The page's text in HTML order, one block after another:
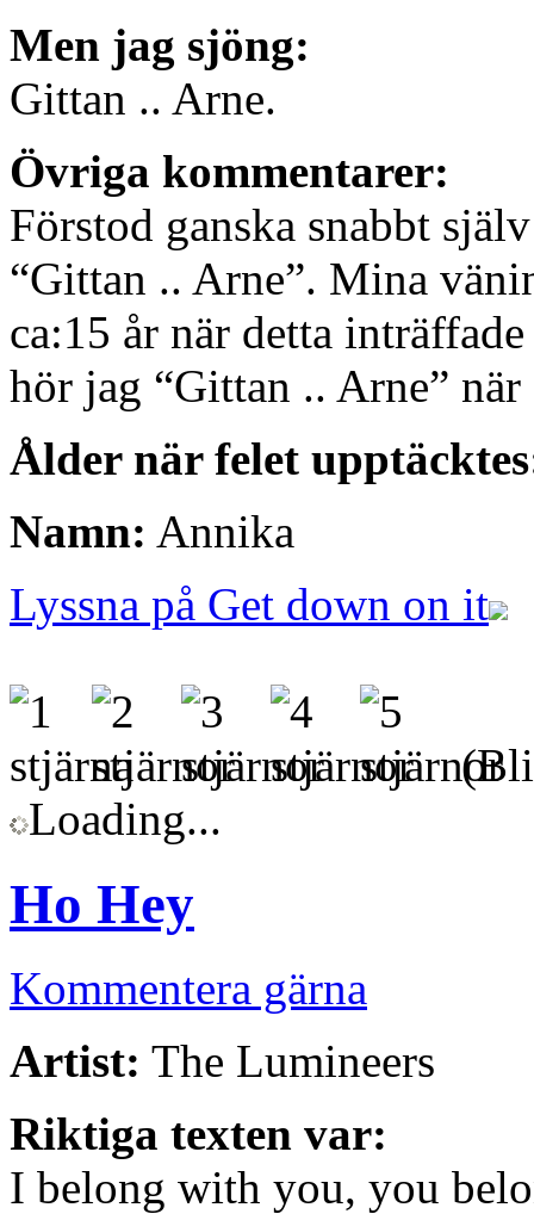
Men jag sjöng:
Gittan .. Arne.
Övriga kommentarer:
Förstod ganska snabbt
“Gittan .. Arne”. Mina
ca:15 år när detta
hör jag “Gittan .. Arne”
Ålder när felet
Namn: Annika
Lyssna på Get down on it
(Bli
Loading...
Ho Hey
Kommentera gärna
Artist: The Lumineers
Riktiga texten var:
I belong with you, you